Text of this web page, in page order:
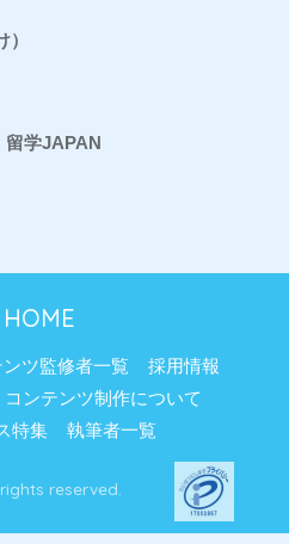
留学JAPAN
ンツ監修者一覧
採用情報
コンテンツ制作について
特集
執筆者一覧
rights reserved.